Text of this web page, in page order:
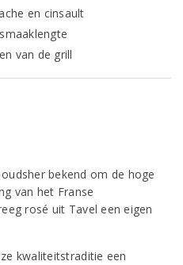
en cinsault
van de grill
bekend om de hoge
van het Franse
rosé uit Tavel een eigen
kwaliteitstraditie een